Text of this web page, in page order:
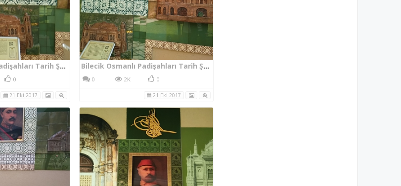
Bilecik Osmanlı Padişahları Tarih Şeridi II. Abdülhamid
0
21 Eki 2017
Bilecik Osmanlı Padişahları Tarih Şeridi II. Abdülhamid
0 2K 0
21 Eki 2017